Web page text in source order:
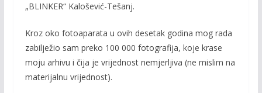
„BLINKER“ Kalošević-Tešanj.
Kroz oko fotoaparata u ovih desetak godina mog rada
zabilježio sam preko 100 000 fotografija, koje krase
moju arhivu i čija je vrijednost nemjerljiva (ne mislim na
materijalnu vrijednost).